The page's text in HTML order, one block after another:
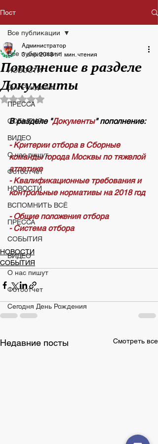
Пост
Все публикации
НОВОСТИ
Дни Рождения
ПРЕССА
СОБЫТИЯ
ВИДЕО
О нас пишут
Фотоотчет
НОВОСТИ
ВСПОМНИТЬ ВСЁ
ПРЕССА
СОБЫТИЯ
ВИДЕО
О нас пишут
Фотоотчет
Сегодня День Рождения
Все публикации
Пополнение в разделе
Документы
Администратор
3 апр. 2018 г. 1 мин. чтения
Оценка: не число из 5 звезд.
В разделе "Документы" пополнение:
- Критерии отбора в Сборные
команды города Москвы по тяжелой
атлетике
- Квалификационные требования и
контрольные нормативы на 2018 год
- Общие положения отбора
- Система отбора
НОВОСТИ
СОБЫТИЯ
Недавние посты Смотреть все